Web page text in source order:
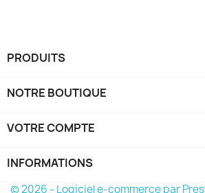
PRODUITS
NOTRE BOUTIQUE
VOTRE COMPTE
INFORMATIONS
© 2026 - Logiciel e-commerce par